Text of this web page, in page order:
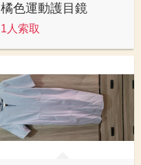
橘色運動護目鏡
1人索取